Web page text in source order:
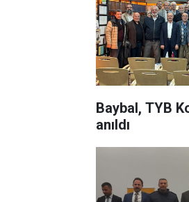
Baybal, TYB
anıldı